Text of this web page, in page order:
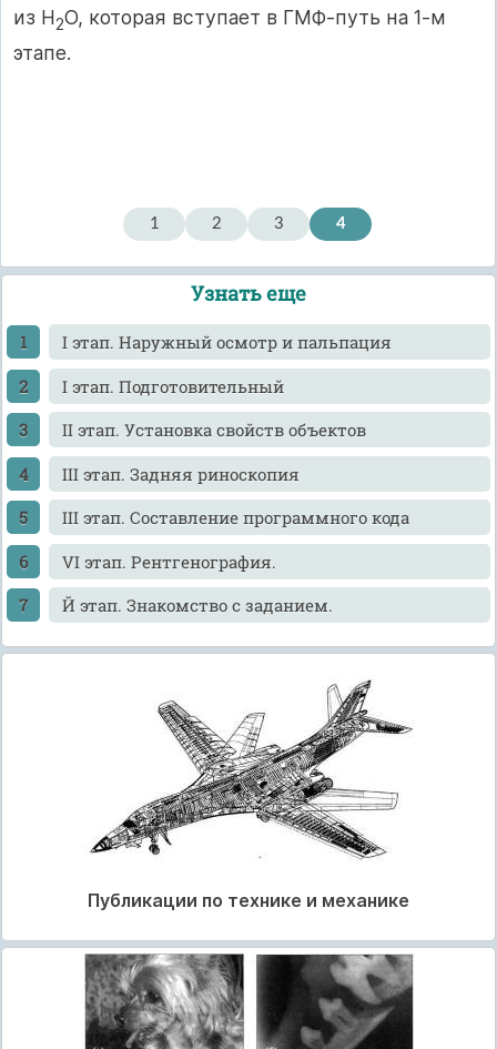
из Н2О, которая вступает в ГМФ-путь на 1-м
этапе.
1 2 3 4
Узнать еще
I этап. Наружный осмотр и пальпация
I этап. Подготовительный
II этап. Установка свойств объектов
III этап. Задняя риноскопия
III этап. Составление программного кода
VI этап. Рентгенография.
Й этап. Знакомство с заданием.
Публикации по технике и механике